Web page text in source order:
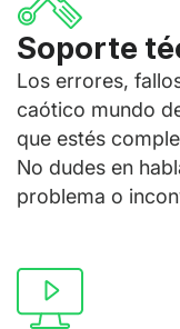
Soporte
Los errores,
caótico mundo
que estés
No dudes en
problema o